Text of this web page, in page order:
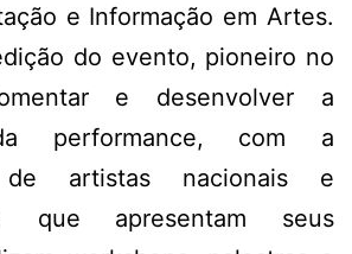
e Informação em Artes.
do evento, pioneiro no
e desenvolver a
performance, com a
de artistas nacionais e
que apresentam seus